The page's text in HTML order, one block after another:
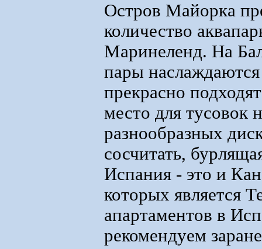
Остров Майорка
количество
Маринеленд. На
пары
прекрасно
место для тусовок
разнообразных
сосчитать,
Испания - это и
которых является
апартаментов в
рекомендуем